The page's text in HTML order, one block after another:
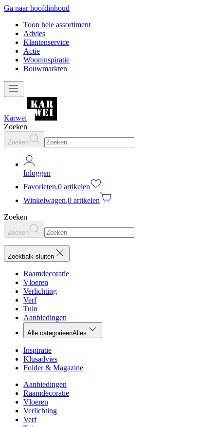
Ga naar hoofdinhoud
Toon hele assortiment
Advies
Klantenservice
Actie
Wooninspiratie
Bouwmarkten
Karwei
Zoeken
Zoeken
Inloggen
Favorieten,0 artikelen
Winkelwagen,0 artikelen
Zoeken
Zoeken
Zoekbalk sluiten
Raamdecoratie
Vloeren
Verlichting
Verf
Tuin
Aanbiedingen
Alle categorieënAlles
Inspiratie
Klusadvies
Folder & Magazine
Aanbiedingen
Raamdecoratie
Vloeren
Verlichting
Verf